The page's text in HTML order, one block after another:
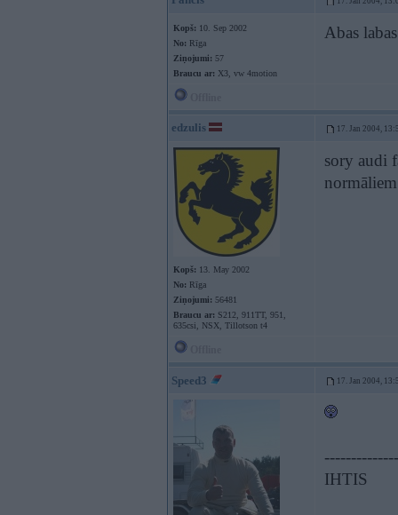
Kopš: 10. Sep 2002
No: Rīga
Ziņojumi: 57
Braucu ar: X3, vw 4motion
Abas
edzulis 17. Jan 2004,
Kopš: 13. May 2002
No: Rīga
Ziņojumi: 56481
Braucu ar: S212, 911TT, 951,
635csi, NSX, Tillotson t4
sory audi
Speed3 17. Jan 2004,
IHTIS